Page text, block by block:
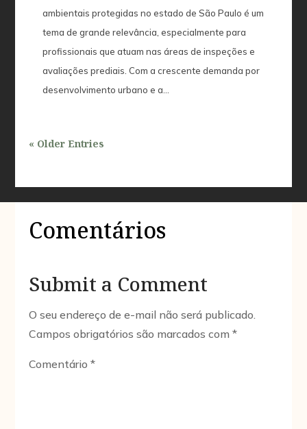
ambientais protegidas no estado de São Paulo é um
tema de grande relevância, especialmente para
profissionais que atuam nas áreas de inspeções e
avaliações prediais. Com a crescente demanda por
desenvolvimento urbano e a...
« Older Entries
Comentários
Submit a Comment
O seu endereço de e-mail não será publicado.
Campos obrigatórios são marcados com*
Comentário*